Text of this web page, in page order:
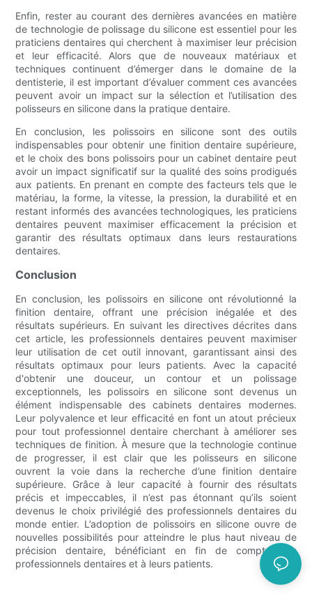
Enfin, rester au courant des dernières avancées en matière
de technologie de polissage du silicone est essentiel pour les
praticiens dentaires qui cherchent à maximiser leur précision
et leur efficacité. Alors que de nouveaux matériaux et
techniques continuent d’émerger dans le domaine de la
dentisterie, il est important d’évaluer comment ces avancées
peuvent avoir un impact sur la sélection et l’utilisation des
polisseurs en silicone dans la pratique dentaire.
En conclusion, les polissoirs en silicone sont des outils
indispensables pour obtenir une finition dentaire supérieure,
et le choix des bons polissoirs pour un cabinet dentaire peut
avoir un impact significatif sur la qualité des soins prodigués
aux patients. En prenant en compte des facteurs tels que le
matériau, la forme, la vitesse, la pression, la durabilité et en
restant informés des avancées technologiques, les praticiens
dentaires peuvent maximiser efficacement la précision et
garantir des résultats optimaux dans leurs restaurations
dentaires.
Conclusion
En conclusion, les polissoirs en silicone ont révolutionné la
finition dentaire, offrant une précision inégalée et des
résultats supérieurs. En suivant les directives décrites dans
cet article, les professionnels dentaires peuvent maximiser
leur utilisation de cet outil innovant, garantissant ainsi des
résultats optimaux pour leurs patients. Avec la capacité
d'obtenir une douceur, un contour et un polissage
exceptionnels, les polissoirs en silicone sont devenus un
élément indispensable des cabinets dentaires modernes.
Leur polyvalence et leur efficacité en font un atout précieux
pour tout professionnel dentaire cherchant à améliorer ses
techniques de finition. À mesure que la technologie continue
de progresser, il est clair que les polisseurs en silicone
ouvrent la voie dans la recherche d’une finition dentaire
supérieure. Grâce à leur capacité à fournir des résultats
précis et impeccables, il n’est pas étonnant qu’ils soient
devenus le choix privilégié des professionnels dentaires du
monde entier. L’adoption de polissoirs en silicone ouvre de
nouvelles possibilités pour atteindre le plus haut niveau de
précision dentaire, bénéficiant en fin de compte aux
professionnels dentaires et à leurs patients.